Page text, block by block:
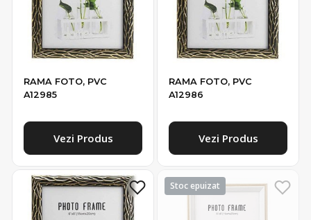
RAMA FOTO, PVC
A12985
Vezi Produs
RAMA FOTO, PVC
A12986
Vezi Produs